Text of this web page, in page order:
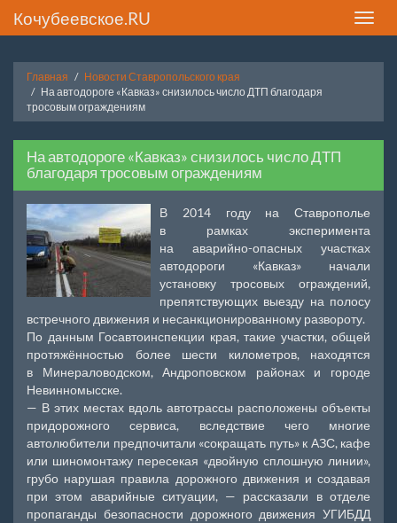
Toggle
Кочубеевское.RU
Главная
Новости Ставропольского края
На автодороге «Кавказ» снизилось число ДТП благодаря
тросовым ограждениям
На автодороге «Кавказ» снизилось число ДТП
благодаря тросовым ограждениям
В 2014 году на Ставрополье
в рамках эксперимента
на аварийно-опасных участках
автодороги «Кавказ» начали
установку тросовых ограждений,
препятствующих выезду на полосу
встречного движения и несанкционированному развороту.
По данным Госавтоинспекции края, такие участки, общей
протяжённостью более шести километров, находятся
в Минераловодском, Андроповском районах и городе
Невинномысске.
— В этих местах вдоль автотрассы расположены объекты
придорожного сервиса, вследствие чего многие
автолюбители предпочитали «сокращать путь» к АЗС, кафе
или шиномонтажу пересекая «двойную сплошную линии»,
грубо нарушая правила дорожного движения и создавая
при этом аварийные ситуации, — рассказали в отделе
пропаганды безопасности дорожного движения УГИБДД